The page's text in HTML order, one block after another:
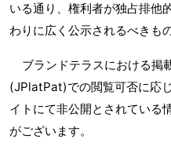
いる通り、権利者が独占排他
わりに広く公示されるべきも
ブランドテラスにおける掲
(JPlatPat)での閲覧可否に応
イトにて非公開とされている
がございます。